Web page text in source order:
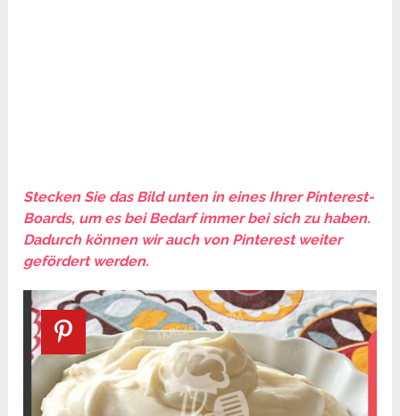
Stecken Sie das Bild unten in eines Ihrer Pinterest-
Boards, um es bei Bedarf immer bei sich zu haben.
Dadurch können wir auch von Pinterest weiter
gefördert werden.